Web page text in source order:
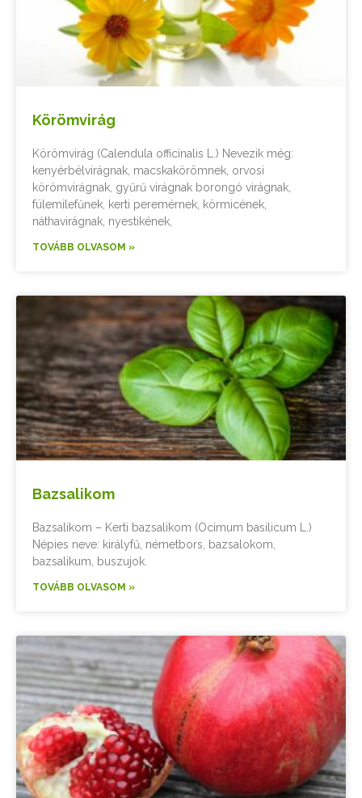
Körömvirág
Körömvirág (Calendula officinalis L.) Nevezik még:
kenyérbélvirágnak, macskakörömnek, orvosi
körömvirágnak, gyűrű virágnak borongó virágnak,
fülemilefűnek, kerti peremérnek, körmicének,
náthavirágnak, nyestikének,
TOVÁBB OLVASOM »
Bazsalikom
Bazsalikom – Kerti bazsalikom (Ocimum basilicum L.)
Népies neve: királyfű, németbors, bazsalokom,
bazsalikum, buszujok.
TOVÁBB OLVASOM »